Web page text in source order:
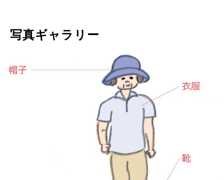
写真ギャラリー